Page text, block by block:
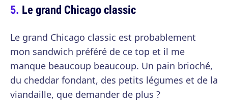
Le grand Chicago classic
Le grand Chicago classic est probablement
mon sandwich préféré de ce top et il me
manque beaucoup beaucoup. Un pain brioché,
du cheddar fondant, des petits légumes et de la
viandaille, que demander de plus ?